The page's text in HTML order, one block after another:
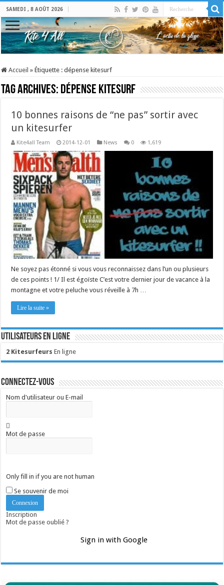
SAMEDI , 8 AOÛT 2026
Accueil » Étiquette :dépense kitesurf
Tag Archives: dépense kitesurf
10 bonnes raisons de “ne pas” sortir avec
un kitesurfer
Kite4all Team 2014-12-01 News 0 1,619
Ne soyez pas étonné si vous vous reconnaissez dans l’un ou plusieurs
de ces points ! 1/ Il est égoïste C’est votre dernier jour de vacance à la
montagne et votre peluche vous réveille à 7h …
Lire la suite »
Utilisateurs en ligne
2 Kitesurfeurs En ligne
Connectez-vous
Nom d'utilisateur ou E-mail
Mot de passe
Only fill in if you are not human
Se souvenir de moi
Inscription
Mot de passe oublié ?
Sign in with Google